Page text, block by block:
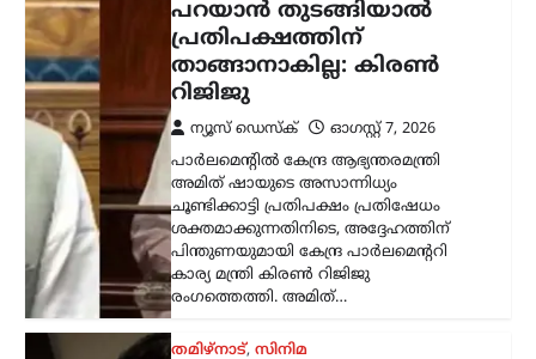
കുടുംബ കോടതിയിൽ
കേസ് അവസാനിച്ചു
ന്യൂസ് ഡെസ്ക്
ഓഗസ്റ്റ്‌ 7, 2026
തമിഴ്‌നാട് മുഖ്യമന്ത്രി കൂടിയായ തമിഴ്‌നാട്
വെട്രി കഴകം അധ്യക്ഷൻ
വിജയ്‌ക്കെതിരെ ഭാര്യ സംഗീത
സമർപ്പിച്ചിരുന്ന വിവാഹമോചന
ഹർജിയും താമസാവകാശ ഹർജിയും
പിൻവലിച്ചു. ചെങ്കൽപ്പേട്ട് ജില്ലാ കുടുംബ
കോടതിയിലാണ്…
കേരളം,തിരുവനന്തപുരം
കേന്ദ്രത്തിന്റെ എഥനോൾ-
പെട്രോൾ